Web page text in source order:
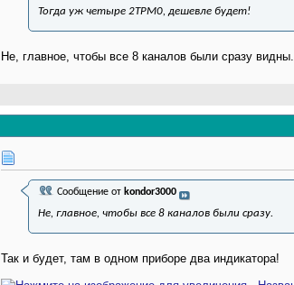
Тогда уж четыре 2ТРМ0, дешевле будет!
Не, главное, чтобы все 8 каналов были сразу видны.
Сообщение от kondor3000
Не, главное, чтобы все 8 каналов были сразу.
Так и будет, там в одном приборе два индикатора!